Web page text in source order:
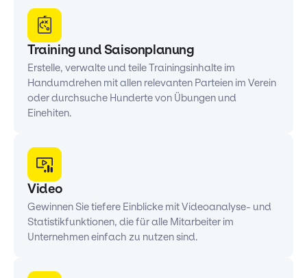
Training und Saisonplanung
Erstelle, verwalte und teile Trainingsinhalte im
Handumdrehen mit allen relevanten Parteien im Verein
oder durchsuche Hunderte von Übungen und
Einehiten.
Video
Gewinnen Sie tiefere Einblicke mit Videoanalyse- und
Statistikfunktionen, die für alle Mitarbeiter im
Unternehmen einfach zu nutzen sind.